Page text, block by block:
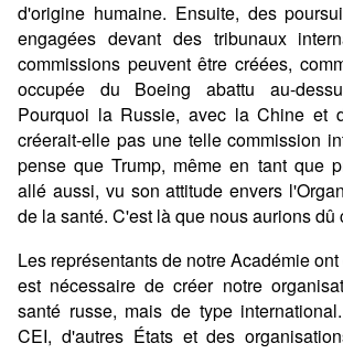
d'origine humaine. Ensuite, des
engagées devant des tribunaux
commissions peuvent être créées,
occupée du Boeing abattu au-
Pourquoi la Russie, avec la Chine et
créerait-elle pas une telle commission
pense que Trump, même en tant que
allé aussi, vu son attitude envers
de la santé. C'est là que nous aurions dû
Les représentants de notre Académie
est nécessaire de créer notre
santé russe, mais de type
CEI, d'autres États et des